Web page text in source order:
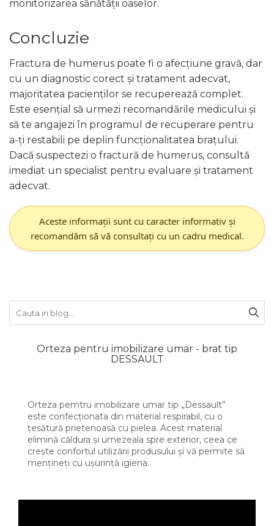
monitorizarea sănătății oaselor.
Concluzie
Fractura de humerus poate fi o afecțiune gravă, dar
cu un diagnostic corect și tratament adecvat,
majoritatea pacienților se recuperează complet.
Este esențial să urmezi recomandările medicului și
să te angajezi în programul de recuperare pentru
a-ți restabili pe deplin funcționalitatea brațului.
Dacă suspectezi o fractură de humerus, consultă
imediat un specialist pentru evaluare și tratament
adecvat.
Aceste informații sunt cu caracter informativ și
recomandăm să vă consultați cu un cadru medical.
Orteza pentru imobilizare umar - brat tip
DESSAULT
Orteza pemtru imobilizare umar tip „Dessault”
este confecționata din material respirabil, cu o
țesătură prietenoasă cu pielea. Acest material
elimină căldura și umezeala spre exterior, ceea ce
crește confortul utilizării produsului și vă permite să
mențineți cu ușurință igiena.